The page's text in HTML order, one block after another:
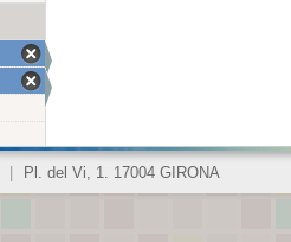
Pl. del Vi, 1. 17004 GIRONA